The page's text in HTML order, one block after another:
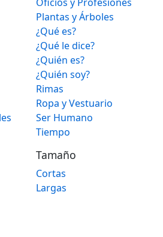
Plantas y Árboles
¿Qué es?
¿Qué le dice?
¿Quién es?
¿Quién soy?
Rimas
Ropa y Vestuario
Ser Humano
Tiempo
Tamaño
Cortas
Largas